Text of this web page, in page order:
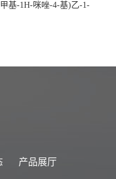
基-1H-咪唑-4-基)乙-1-
产品展厅